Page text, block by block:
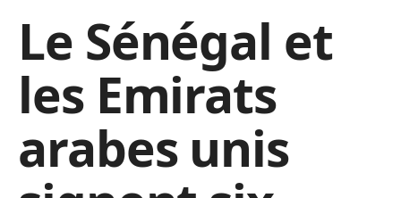
Le Sénégal et
les Emirats
arabes unis